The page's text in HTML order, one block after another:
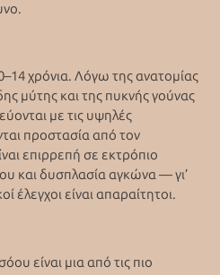
χρόνια. Λόγω της ανατομίας
μύτης και της πυκνής γούνας
με τις υψηλές
προστασία από τον
επιρρεπή σε εκτρόπιο
και δυσπλασία αγκώνα — γι’
έλεγχοι είναι απαραίτητοι.
είναι μια από τις πιο